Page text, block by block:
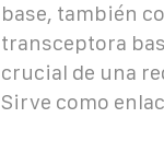
base, también
transceptora
crucial de una
Sirve como